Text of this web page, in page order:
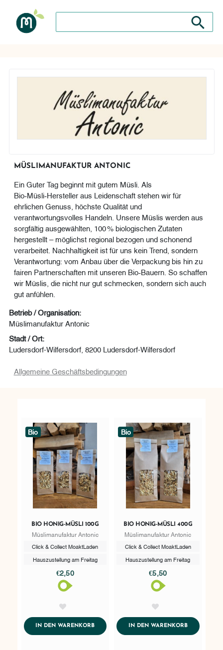
Suche nach: Zum Beispiel Wein, Fleisch, Keramik,
Suche
MÜSLIMANUFAKTUR ANTONIC
Ein Guter Tag beginnt mit gutem Müsli. Als
Bio‑Müsli‑Hersteller aus Leidenschaft stehen wir für
ehrlichen Genuss, höchste Qualität und
verantwortungsvolles Handeln. Unsere Müslis werden aus
sorgfältig ausgewählten, 100 % biologischen Zutaten
hergestellt – möglichst regional bezogen und schonend
verarbeitet. Nachhaltigkeit ist für uns kein Trend, sondern
Verantwortung: vom Anbau über die Verpackung bis hin zu
fairen Partnerschaften mit unseren Bio‑Bauern. So schaffen
wir Müslis, die nicht nur gut schmecken, sondern sich auch
gut anfühlen.
Betrieb / Organisation:
Müslimanufaktur Antonic
Stadt / Ort:
Ludersdorf-Wilfersdorf, 8200 Ludersdorf-Wilfersdorf
Allgemeine Geschäftsbedingungen
Bio
BIO HONIG-MÜSLI 100G
Müslimanufaktur Antonic
Click & Collect MoaktLaden
Hauszustellung am Freitag
€2,50
IN DEN WARENKORBADDTOCART
Bio
BIO HONIG-MÜSLI 400G
Müslimanufaktur Antonic
Click & Collect MoaktLaden
Hauszustellung am Freitag
€5,50
IN DEN WARENKORBADDTOCART